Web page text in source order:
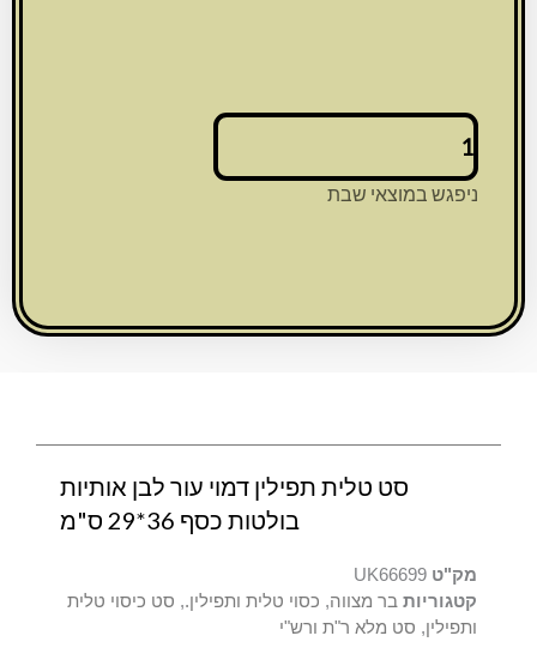
כמות
של
סט
טלית
אותיות
ס"מ
ניפגש במוצאי שבת
סט טלית תפילין דמוי עור לבן אותיות
בולטות כסף 36*29 ס"מ
מק"ט UK66699
קטגוריות בר מצווה, כסוי טלית ותפילין., סט כיסוי טלית
ותפילין, סט מלא ר"ת ורש"י